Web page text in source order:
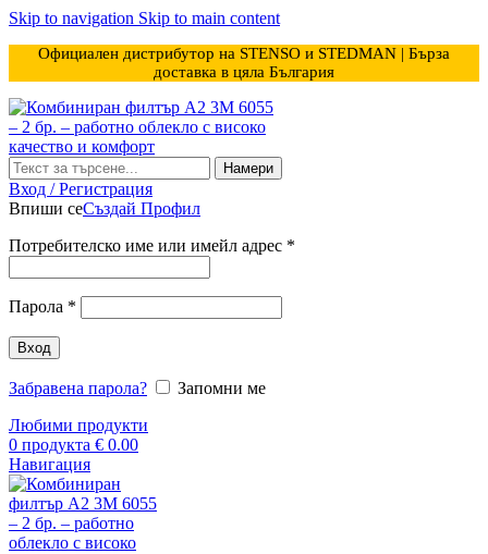
Skip to navigation Skip to main content
Официален дистрибутор на STENSO и STEDMAN | Бърза
доставка в цяла България
Намери
Вход / Регистрация
Впиши сеСъздай Профил
Потребителско име или имейл адрес *
Парола *
Вход
Забравена парола?
Запомни ме
Любими продукти
0 продукта € 0.00
Навигация